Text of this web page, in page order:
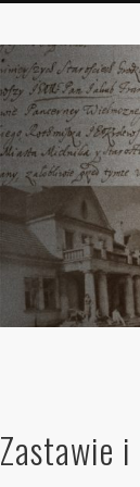
Zastawie